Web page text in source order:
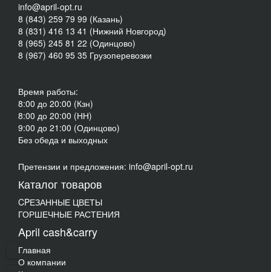
info@april-opt.ru
8 (843) 259 79 99 (Казань)
8 (831) 416 13 41 (Нижний Новгород)
8 (965) 245 81 22 (Одинцово)
8 (967) 460 95 35 Грузоперевозки
Время работы:
8:00 до 20:00 (Кзн)
8:00 до 20:00 (НН)
9:00 до 21:00 (Одинцово)
Без обеда и выходных
Претензии и предложения: info@april-opt.ru
Каталог товаров
CPЕЗАННЫЕ ЦВЕТЫ
ГОРШЕЧНЫЕ РАСТЕНИЯ
April cash&carry
Главная
О компании